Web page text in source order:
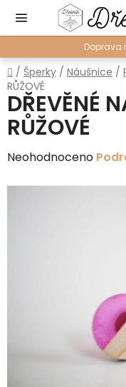
obsah
Doprava
Domů
/ Šperky / Náušnice /
RŮŽOVÉ
DŘEVĚNÉ
RŮŽOVÉ
Průměrné
Neohodnoceno